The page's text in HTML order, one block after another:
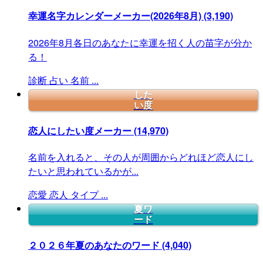
幸運名字カレンダーメーカー(2026年8月)(3,190)
2026年8月各日のあなたに幸運を招く人の苗字が分か
る！
診断 占い 名前 ...
した
い度
恋人にしたい度メーカー(14,970)
名前を入れると、その人が周囲からどれほど恋人にし
たいと思われているかが...
恋愛 恋人 タイプ ...
夏ワ
ード
２０２６年夏のあなたのワード (4,040)